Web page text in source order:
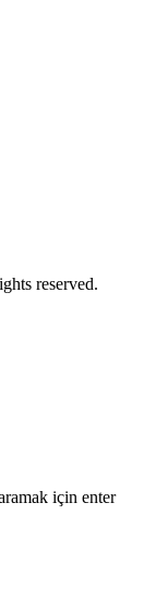
reserved.
için enter